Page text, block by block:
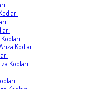
Kodları
Kodları